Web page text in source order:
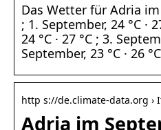
Das Wetter für Adria
; 1. September, 24 °C ·
24 °C · 27 °C ; 3.
September, 23 °C · 26
http s://de.climate-data.org ›
Adria im